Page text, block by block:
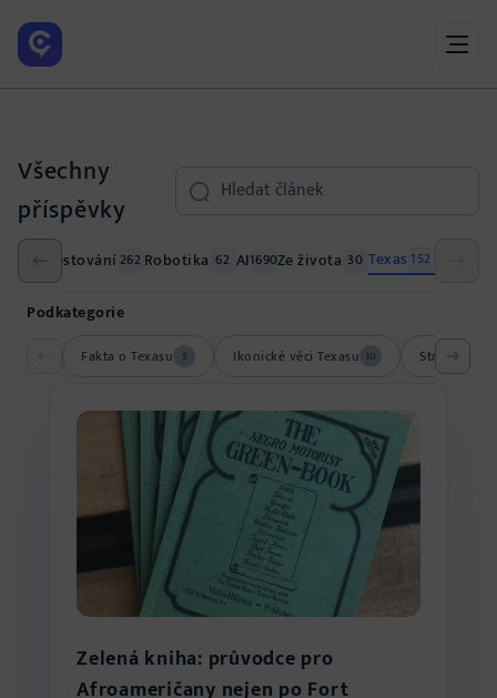
Všechny
příspěvky
Search
26 Cestování 262 Robotika 62 AI1690Ze života 30 Texas 152
Podkategorie
Fakta o Texasu 5 Ikonické věci Texasu 10 Strašidelná
Zelená kniha: průvodce pro
Afroameričany nejen po Fort